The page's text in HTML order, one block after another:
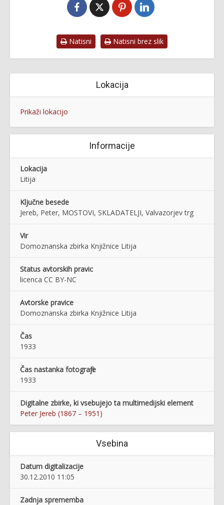
Natisni Natisni brez slik
Lokacija
Prikaži lokacijo
Informacije
Lokacija
Litija
Ključne besede
Jereb, Peter, MOSTOVI, SKLADATELJI, Valvazorjev trg
Vir
Domoznanska zbirka Knjižnice Litija
Status avtorskih pravic
licenca CC BY-NC
Avtorske pravice
Domoznanska zbirka Knjižnice Litija
Čas
1933
Čas nastanka fotografije
1933
Digitalne zbirke, ki vsebujejo ta multimedijski element
Peter Jereb (1867 – 1951)
Vsebina
Datum digitalizacije
30.12.2010 11:05
Zadnja sprememba